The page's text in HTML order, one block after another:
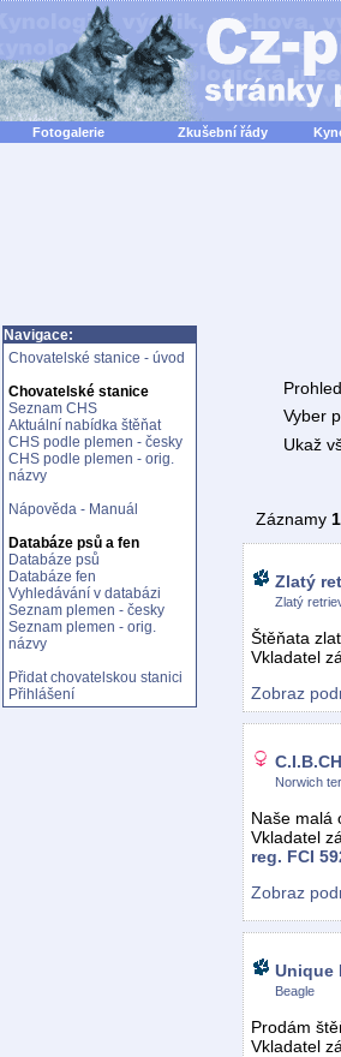
Fotogalerie Zkušební řády
Navigace:
Chovatelské stanice - úvod
Chovatelské stanice
Seznam CHS
Aktuální nabídka štěňat
CHS podle plemen - česky
CHS podle plemen - orig.
názvy
Nápověda - Manuál
Databáze psů a fen
Databáze psů
Databáze fen
Vyhledávání v databázi
Seznam plemen - česky
Seznam plemen - orig.
názvy
Přidat chovatelskou stanici
Přihlášení
Vyber
Ukaž
Záznamy
Zlatý
Zlatý
Štěňata
Vkladatel
Zobraz
Norwich
Naše malá
Vkladatel
reg. FCI
Zobraz
Unique
Beagle
Prodám
Vkladatel